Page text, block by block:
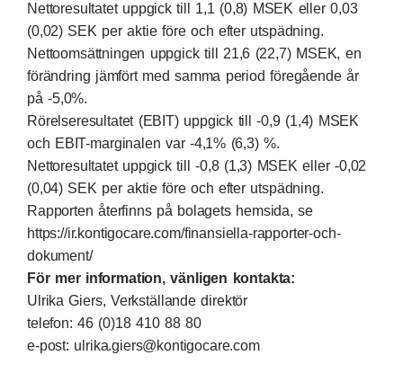
Nettoresultatet uppgick till 1,1 (0,8) MSEK eller 0,03
(0,02) SEK per aktie före och efter utspädning.
Nettoomsättningen uppgick till 21,6 (22,7) MSEK, en
förändring jämfört med samma period föregående år
på -5,0%.
Rörelseresultatet (EBIT) uppgick till -0,9 (1,4) MSEK
och EBIT-marginalen var -4,1% (6,3) %.
Nettoresultatet uppgick till -0,8 (1,3) MSEK eller -0,02
(0,04) SEK per aktie före och efter utspädning.
Rapporten återfinns på bolagets hemsida, se
https://ir.kontigocare.com/finansiella-rapporter-och-
dokument/
För mer information, vänligen kontakta:
Ulrika Giers, Verkställande direktör
telefon: 46 (0)18 410 88 80
e-post: ulrika.giers@kontigocare.com